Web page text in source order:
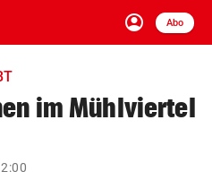
account_circle
Anmelden
Abo
close Schließen
im Mühlviertel